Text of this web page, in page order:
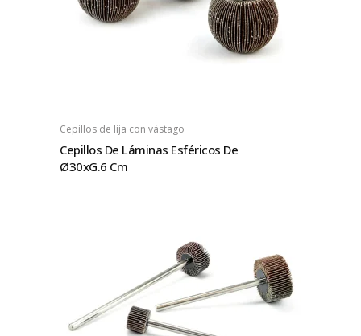
Cepillos de lija con vástago
Cepillos De Láminas Esféricos De
Ø30xG.6 Cm